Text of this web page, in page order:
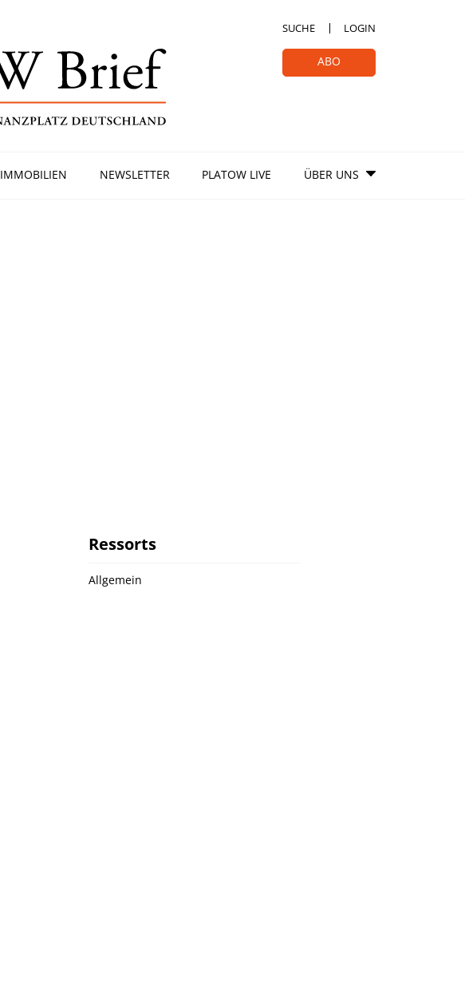
SUCHE LOGIN
ABO
IMMOBILIEN NEWSLETTER PLATOW LIVE ÜBER UNS
Ressorts
Allgemein